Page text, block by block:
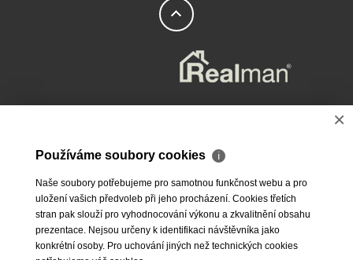
×
Používáme soubory cookies ℹ
Naše soubory potřebujeme pro samotnou funkčnost webu a pro
uložení vašich předvoleb při jeho procházení. Cookies třetích
stran pak slouží pro vyhodnocování výkonu a zkvalitnění obsahu
prezentace. Nejsou určeny k identifikaci návštěvníka jako
konkrétní osoby. Pro uchování jiných než technických cookies